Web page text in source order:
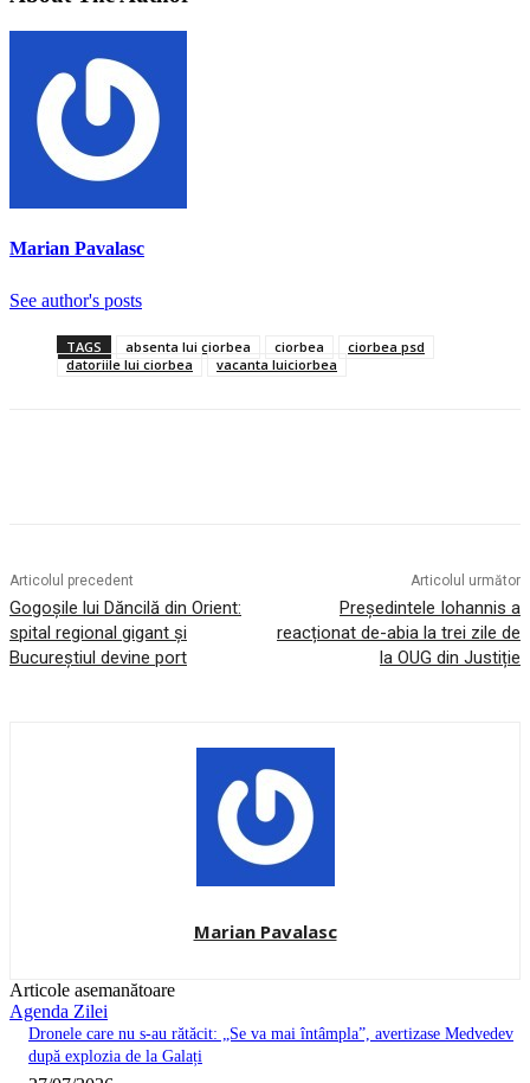
Marian Pavalasc
See author's posts
TAGS absenta lui ciorbea ciorbea
ciorbea psd
datoriile lui ciorbea
vacanta luiciorbea
Articolul precedent
Gogoșile lui Dăncilă din Orient:
spital regional gigant și
Bucureștiul devine port
Articolul următor
Președintele Iohannis a
reacționat de-abia la trei zile de
la OUG din Justiție
Marian Pavalasc
Articole asemanătoare
Agenda Zilei
Dronele care nu s-au rătăcit: „Se va mai întâmpla”, avertizase Medvedev
după explozia de la Galați